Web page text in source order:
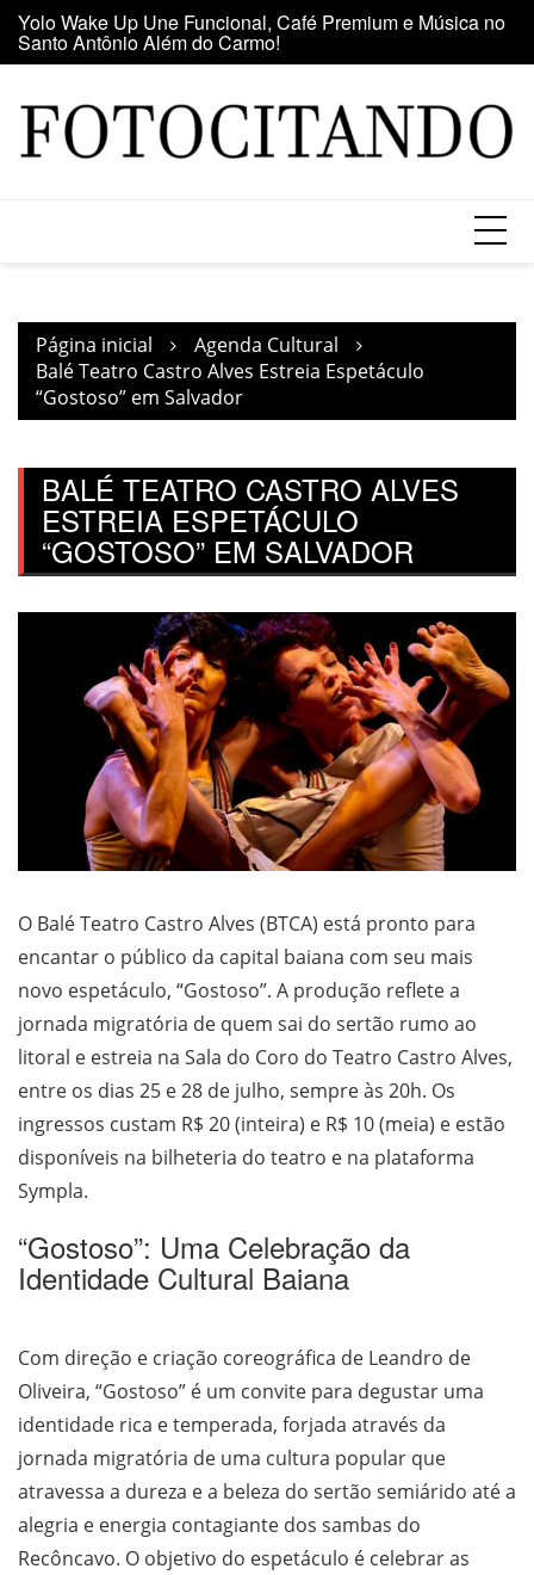
para
o
Maior clube de vinil da América Latina participa da Feira
do Vinil no Shopping Center Lapa
Página inicial
Agenda Cultural
Balé Teatro Castro Alves Estreia Espetáculo
“Gostoso” em Salvador
BALÉ TEATRO CASTRO ALVES
ESTREIA ESPETÁCULO
“GOSTOSO” EM SALVADOR
O Balé Teatro Castro Alves (BTCA) está pronto para
encantar o público da capital baiana com seu mais
novo espetáculo, “Gostoso”. A produção reflete a
jornada migratória de quem sai do sertão rumo ao
litoral e estreia na Sala do Coro do Teatro Castro Alves,
entre os dias 25 e 28 de julho, sempre às 20h. Os
ingressos custam R$ 20 (inteira) e R$ 10 (meia) e estão
disponíveis na bilheteria do teatro e na plataforma
Sympla.
“Gostoso”: Uma Celebração da
Identidade Cultural Baiana
Com direção e criação coreográfica de Leandro de
Oliveira, “Gostoso” é um convite para degustar uma
identidade rica e temperada, forjada através da
jornada migratória de uma cultura popular que
atravessa a dureza e a beleza do sertão semiárido até a
alegria e energia contagiante dos sambas do
Recôncavo. O objetivo do espetáculo é celebrar as